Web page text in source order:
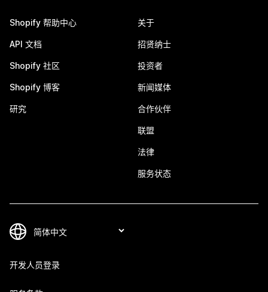
Shopify 帮助中心
API 文档
Shopify 社区
Shopify 博客
研究
关于
招贤纳士
投资者
新闻媒体
合作伙伴
联盟
法律
服务状态
开发人员登录